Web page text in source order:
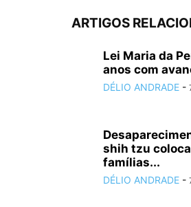
ARTIGOS
Lei Maria da
anos com
DÉLIO ANDRADE -
shih tzu
famílias...
DÉLIO ANDRADE -